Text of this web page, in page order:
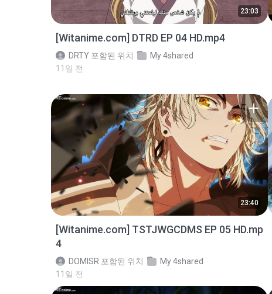
23:03
[Witanime.com] DTRD EP 04 HD.mp4
DRTY 포함된 위치
My 4shared
11일 전
23:40
[Witanime.com] TSTJWGCDMS EP 05 HD.mp
4
DOMISR 포함된 위치
My 4shared
11일 전